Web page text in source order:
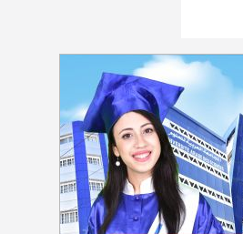
04-08 كلية العلوم الإقتصادية
الترشح للماجستير (دورة ثانية)
03-08 مناظرة الالتحاق بالتكوين
التقني السامي في الصيد البحري 2026-2027
03-08 جامعة القيروان : بلاغ خاص
الوثائق
03-08 تسجيل طلبة كلية العلوم
28-06 دليل التوجيه للأكاديميات
العسكرية 2024
27-06 مناظرة الدخول للأكاديميات
2024-2025
21-06 مناظرة الإلتحاق بالتكوين
التقني السامي - دورة سبتمبر 2024